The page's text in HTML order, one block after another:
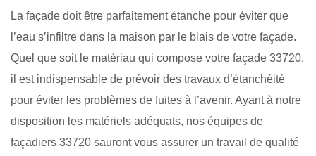
La façade doit être parfaitement étanche pour éviter que
l’eau s’infiltre dans la maison par le biais de votre façade.
Quel que soit le matériau qui compose votre façade 33720,
il est indispensable de prévoir des travaux d’étanchéité
pour éviter les problèmes de fuites à l’avenir. Ayant à notre
disposition les matériels adéquats, nos équipes de
façadiers 33720 sauront vous assurer un travail de qualité